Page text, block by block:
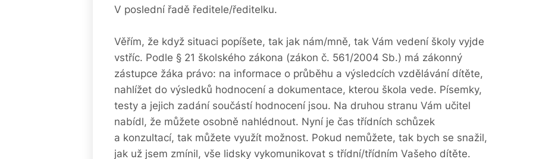
V poslední řadě ředitele/ředitelku.
Věřím, že když situaci popíšete, tak jak nám/mně, tak Vám vedení školy vyjde
vstříc. Podle § 21 školského zákona (zákon č. 561/2004 Sb.) má zákonný
zástupce žáka právo: na informace o průběhu a výsledcích vzdělávání dítěte,
nahlížet do výsledků hodnocení a dokumentace, kterou škola vede. Písemky,
testy a jejich zadání součástí hodnocení jsou. Na druhou stranu Vám učitel
nabídl, že můžete osobně nahlédnout. Nyní je čas třídních schůzek
a konzultací, tak můžete využít možnost. Pokud nemůžete, tak bych se snažil,
jak už jsem zmínil, vše lidsky vykomunikovat s třídní/třídním Vašeho dítěte.